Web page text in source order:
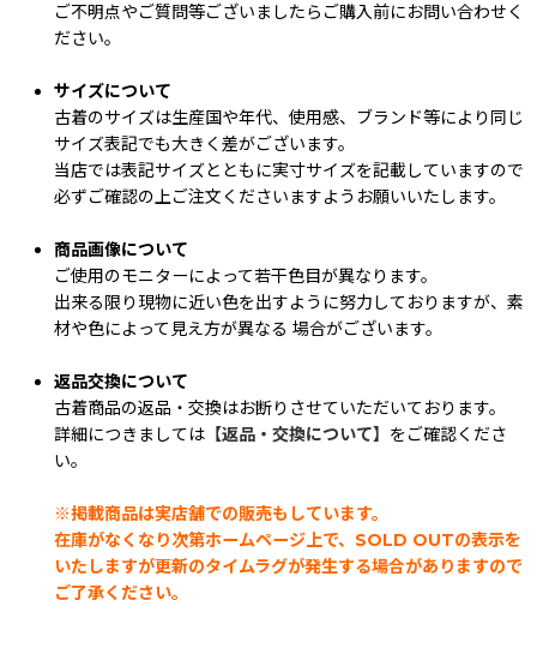
ご不明点やご質問等ございましたらご購入前にお問い合わせく
ださい。
サイズについて
古着のサイズは生産国や年代、使用感、ブランド等により同じ
サイズ表記でも大きく差がございます。
当店では表記サイズとともに実寸サイズを記載していますので
必ずご確認の上ご注文くださいますようお願いいたします。
商品画像について
ご使用のモニターによって若干色目が異なります。
出来る限り現物に近い色を出すように努力しておりますが、素
材や色によって見え方が異なる 場合がございます。
返品交換について
古着商品の返品・交換はお断りさせていただいております。
詳細につきましては 【返品・交換について】 をご確認くださ
い。
※掲載商品は実店舗での販売もしています。
在庫がなくなり次第ホームページ上で、SOLD OUTの表示を
いたしますが更新のタイムラグが発生する場合がありますので
ご了承ください。